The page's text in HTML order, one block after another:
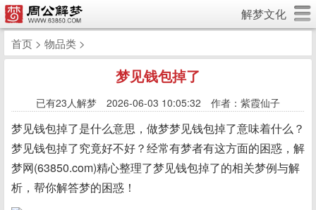
解梦文化
首页 > 物品类 >
梦见钱包掉了
已有23人解梦 2026-06-03 10:05:32 作者：紫霞仙子
梦见钱包掉了是什么意思，做梦梦见钱包掉了意味着什么？
梦见钱包掉了究竟好不好？经常有梦者有这方面的困惑，解
梦网(63850.com)精心整理了梦见钱包掉了的相关梦例与解
析，帮你解答梦的困惑！